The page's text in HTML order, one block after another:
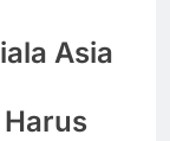
Asia